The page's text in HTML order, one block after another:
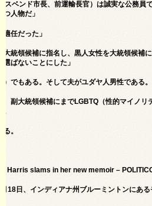
ベンド市長、前運輸長官）は誠実な公務員
人物だ」
任だった」
統領候補に指名し、黒人女性を大統領候補
ばないことにした」
でもある。そして夫がユダヤ人男性である。
副大統領候補にまでLGBTQ（性的マイノリ
。
Harris slams in her new memoir –
18日、インディアナ州ブルーミントンにあ